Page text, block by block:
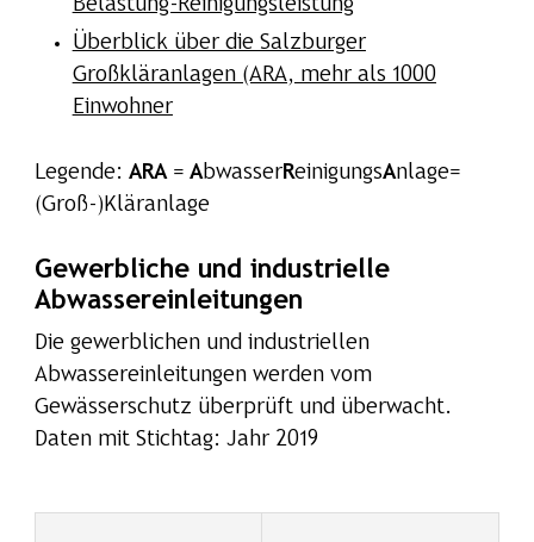
Belastung-Reinigungsleistung
Überblick über die Salzburger
Großkläranlagen (ARA, mehr als 1000
Einwohner
Legende: ARA=AbwasserReinigungsAnlage=
(Groß-)Kläranlage
Gewerbliche und industrielle
Abwassereinleitungen
Die gewerblichen und industriellen
Abwassereinleitungen werden vom
Gewässerschutz überprüft und überwacht.
Daten mit Stichtag: Jahr 2019